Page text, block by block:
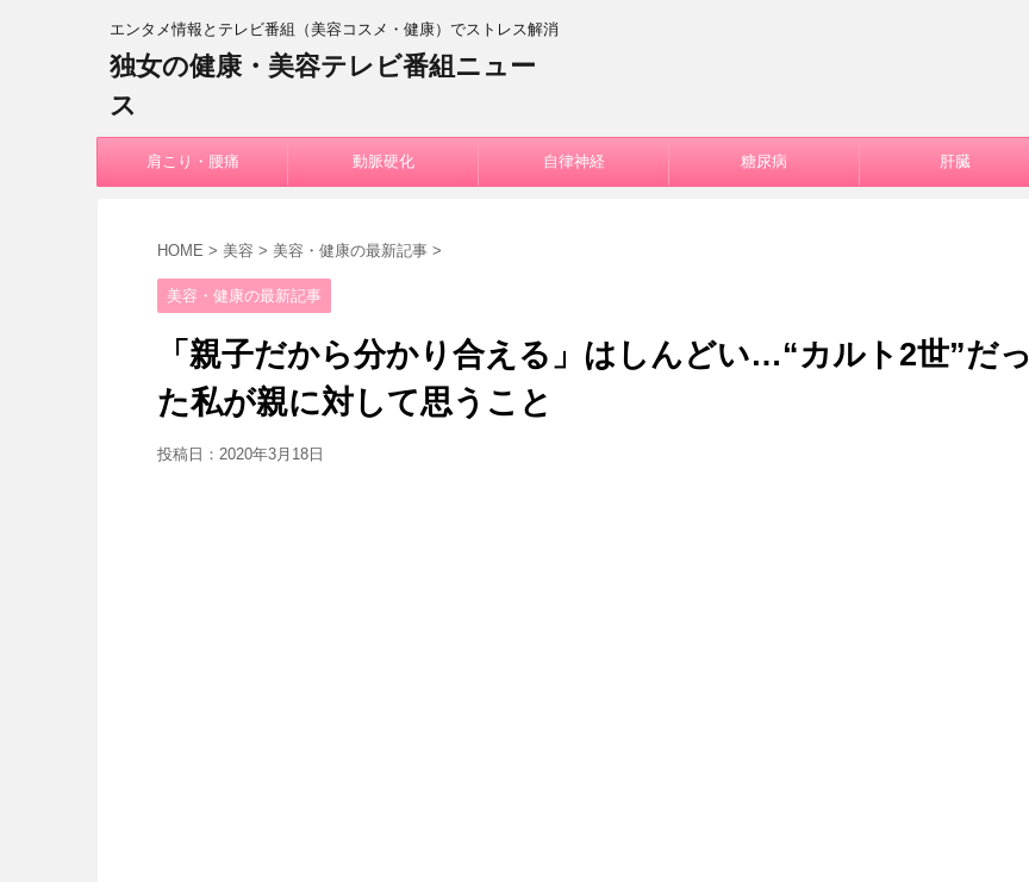
エンタメ情報とテレビ番組（美容コスメ・健康）でストレス解消
独女の健康・美容テレビ番組ニュー
ス
肩こり・腰痛 動脈硬化 自律神経 糖尿病 肝臓
HOME > 美容 > 美容・健康の最新記事 >
美容・健康の最新記事
「親子だから分かり合える」はしんどい…“カルト2世”だっ
た私が親に対して思うこと
投稿日： 2020年3月18日